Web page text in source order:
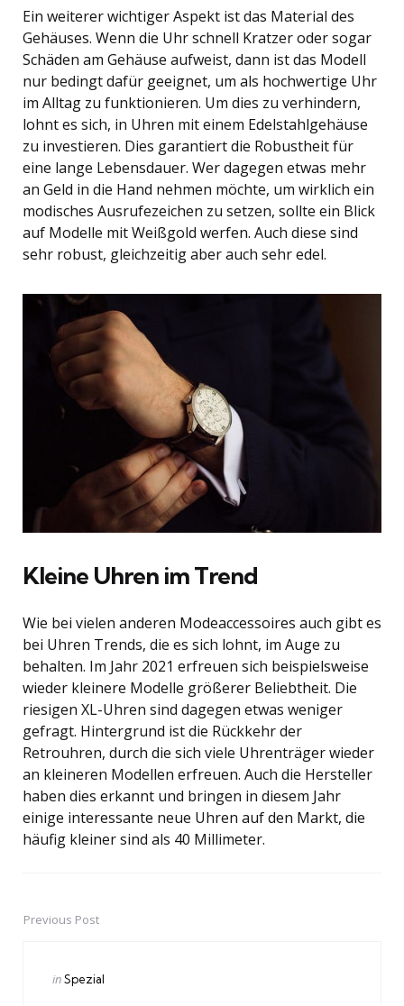
Ein weiterer wichtiger Aspekt ist das Material des
Gehäuses. Wenn die Uhr schnell Kratzer oder sogar
Schäden am Gehäuse aufweist, dann ist das Modell
nur bedingt dafür geeignet, um als hochwertige Uhr
im Alltag zu funktionieren. Um dies zu verhindern,
lohnt es sich, in Uhren mit einem Edelstahlgehäuse
zu investieren. Dies garantiert die Robustheit für
eine lange Lebensdauer. Wer dagegen etwas mehr
an Geld in die Hand nehmen möchte, um wirklich ein
modisches Ausrufezeichen zu setzen, sollte ein Blick
auf Modelle mit Weißgold werfen. Auch diese sind
sehr robust, gleichzeitig aber auch sehr edel.
Kleine Uhren im Trend
Wie bei vielen anderen Modeaccessoires auch gibt es
bei Uhren Trends, die es sich lohnt, im Auge zu
behalten. Im Jahr 2021 erfreuen sich beispielsweise
wieder kleinere Modelle größerer Beliebtheit. Die
riesigen XL-Uhren sind dagegen etwas weniger
gefragt. Hintergrund ist die Rückkehr der
Retrouhren, durch die sich viele Uhrenträger wieder
an kleineren Modellen erfreuen. Auch die Hersteller
haben dies erkannt und bringen in diesem Jahr
einige interessante neue Uhren auf den Markt, die
häufig kleiner sind als 40 Millimeter.
PostPrevious Post
Posted
inSpezial